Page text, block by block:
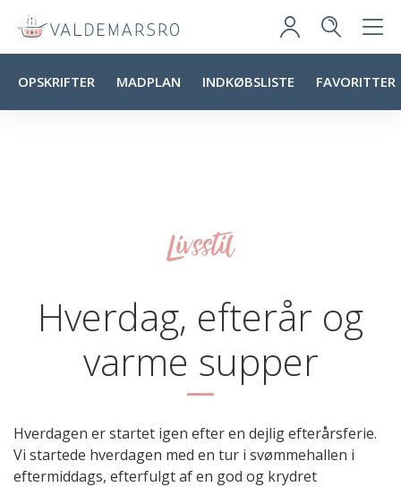
OPSKRIFTER MADPLAN INDKØBSLISTE FAVORITTER
Livsstil
Hverdag, efterår og
varme supper
Hverdagen er startet igen efter en dejlig efterårsferie.
Vi startede hverdagen med en tur i svømmehallen i
eftermiddags, efterfulgt af en god og krydret